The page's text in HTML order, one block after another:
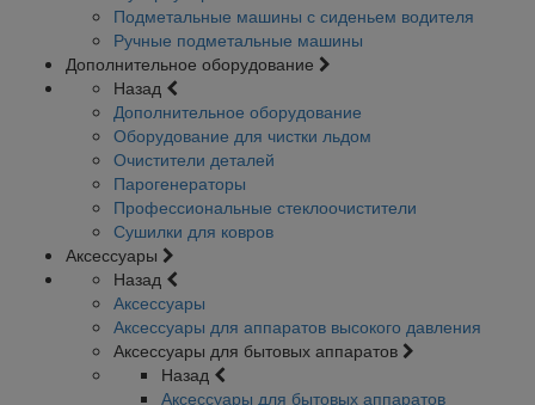
Подметальные машины с сиденьем водителя
Ручные подметальные машины
Дополнительное оборудование
Назад
Дополнительное оборудование
Оборудование для чистки льдом
Очистители деталей
Парогенераторы
Профессиональные стеклоочистители
Сушилки для ковров
Аксессуары
Назад
Аксессуары
Аксессуары для аппаратов высокого давления
Аксессуары для бытовых аппаратов
Назад
Аксессуары для бытовых аппаратов